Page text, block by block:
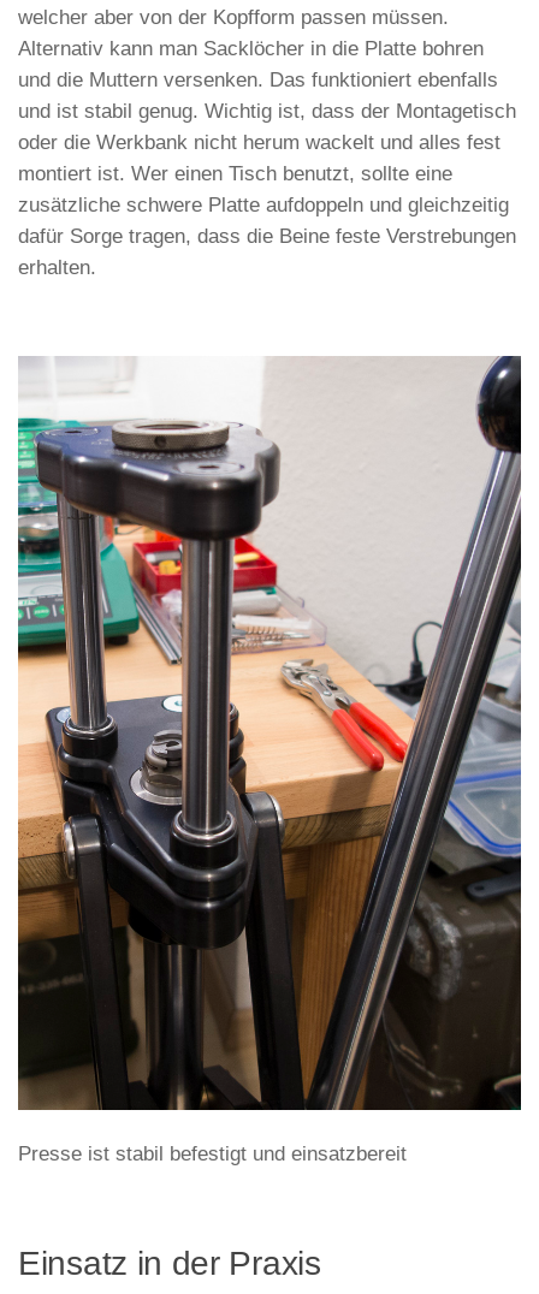
welcher aber von der Kopfform passen müssen.
Alternativ kann man Sacklöcher in die Platte bohren
und die Muttern versenken. Das funktioniert ebenfalls
und ist stabil genug. Wichtig ist, dass der Montagetisch
oder die Werkbank nicht herum wackelt und alles fest
montiert ist. Wer einen Tisch benutzt, sollte eine
zusätzliche schwere Platte aufdoppeln und gleichzeitig
dafür Sorge tragen, dass die Beine feste Verstrebungen
erhalten.
Presse ist stabil befestigt und einsatzbereit
Einsatz in der Praxis